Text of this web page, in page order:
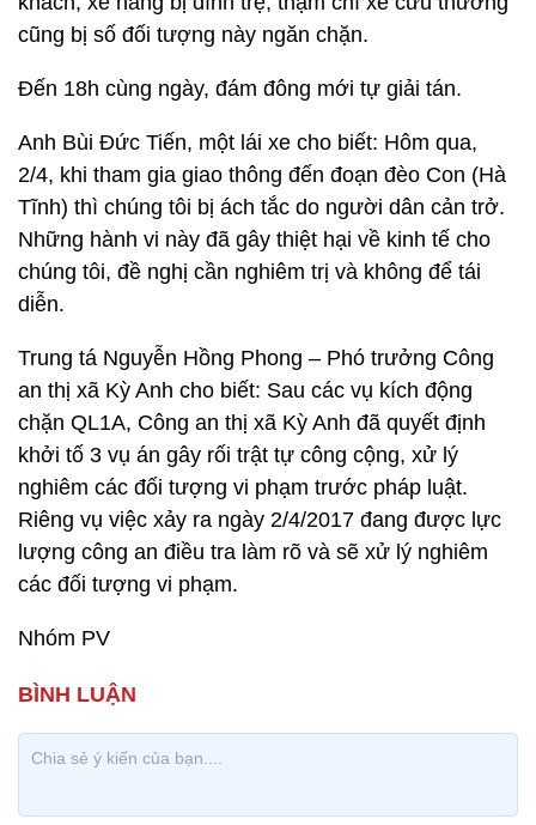
cũng bị số đối tượng này ngăn chặn.
Đến 18h cùng ngày, đám đông mới tự giải tán.
Anh Bùi Đức Tiến, một lái xe cho biết: Hôm qua,
2/4, khi tham gia giao thông đến đoạn đèo Con (Hà
Tĩnh) thì chúng tôi bị ách tắc do người dân cản trở.
Những hành vi này đã gây thiệt hại về kinh tế cho
chúng tôi, đề nghị cần nghiêm trị và không để tái
diễn.
Trung tá Nguyễn Hồng Phong – Phó trưởng Công
an thị xã Kỳ Anh cho biết: Sau các vụ kích động
chặn QL1A, Công an thị xã Kỳ Anh đã quyết định
khởi tố 3 vụ án gây rối trật tự công cộng, xử lý
nghiêm các đối tượng vi phạm trước pháp luật.
Riêng vụ việc xảy ra ngày 2/4/2017 đang được lực
lượng công an điều tra làm rõ và sẽ xử lý nghiêm
các đối tượng vi phạm.
Nhóm PV